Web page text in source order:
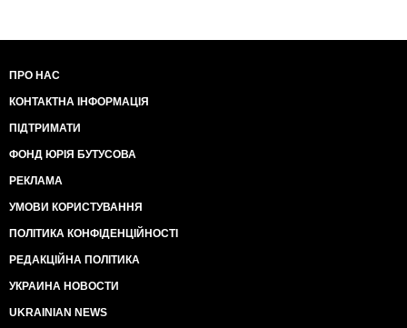
ПРО НАС
КОНТАКТНА ІНФОРМАЦІЯ
ПІДТРИМАТИ
ФОНД ЮРІЯ БУТУСОВА
РЕКЛАМА
УМОВИ КОРИСТУВАННЯ
ПОЛІТИКА КОНФІДЕНЦІЙНОСТІ
РЕДАКЦІЙНА ПОЛІТИКА
УКРАИНА НОВОСТИ
UKRAINIAN NEWS